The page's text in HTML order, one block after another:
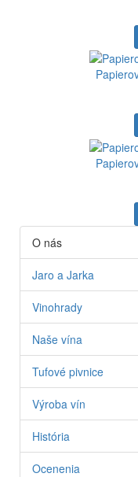
O nás
Jaro a Jarka
Vinohrady
Naše vína
Tufové pivnice
Výroba vín
História
Ocenenia